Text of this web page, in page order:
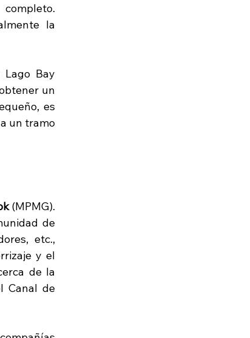
la
Bay
un
es
un tramo
(MPMG).
de
etc.,
y el
de la
Canal de